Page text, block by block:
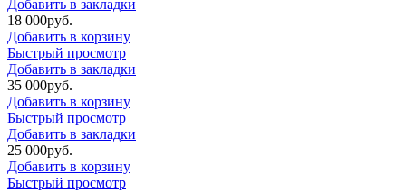
Добавить в закладки
18 000руб.
Добавить в корзину
Быстрый просмотр
Добавить в закладки
35 000руб.
Добавить в корзину
Быстрый просмотр
Добавить в закладки
25 000руб.
Добавить в корзину
Быстрый просмотр